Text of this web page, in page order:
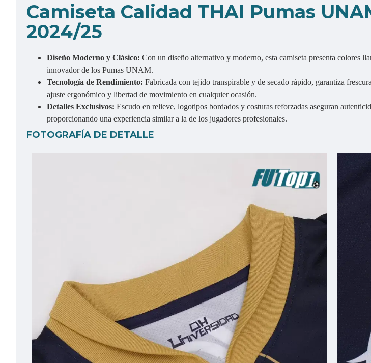
Camiseta Calidad THAI Pumas
2024/25
Diseño Moderno y Clásico: Con un diseño alternativo y moderno, esta camiseta presenta colores
innovador de los Pumas UNAM.
Tecnología de Rendimiento: Fabricada con tejido transpirable y de secado rápido, garantiza
ajuste ergonómico y libertad de movimiento en cualquier ocasión.
Detalles Exclusivos: Escudo en relieve, logotipos bordados y costuras reforzadas aseguran
proporcionando una experiencia similar a la de los jugadores profesionales.
FOTOGRAFÍA DE DETALLE